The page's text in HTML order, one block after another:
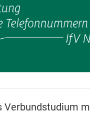
Verbundstudium